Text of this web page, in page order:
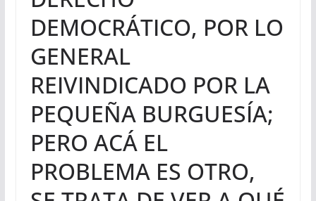
DEMOCRÁTICO, POR LO
GENERAL
REIVINDICADO POR LA
PEQUEÑA BURGUESÍA;
PERO ACÁ EL
PROBLEMA ES OTRO,